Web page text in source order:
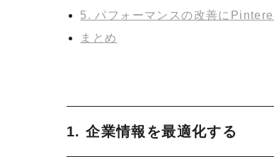
5. パフォーマンスの改善に
まとめ
1. 企業情報を最適化する